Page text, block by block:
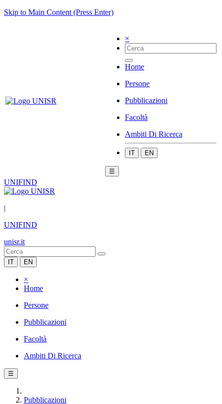
Skip to Main Content (Press Enter)
×
Home
Persone
Pubblicazioni
Facoltà
Ambiti Di Ricerca
IT EN
☰
UNIFIND
|
UNIFIND
unisr.it
IT EN
×
Home
Persone
Pubblicazioni
Facoltà
Ambiti Di Ricerca
☰
Pubblicazioni